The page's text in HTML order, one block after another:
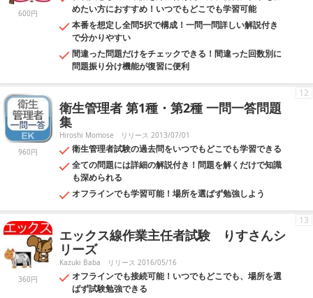
600円
めたい方におすすめ！いつでもどこでも学習可能
本番を想定し全問5択で構成！一問一問詳しい解説付き
で分かりやすい
間違った問題だけをチェックできる！間違った回数別に
問題振り分け機能が復習に便利
960円
衛生管理者 第1種・第2種 一問一答問題
集
Hiroshi Momose リリース 2013/07/01
衛生管理者試験の過去問をいつでもどこでも学習できる
全ての問題には詳細の解説付き！問題を解くだけで知識
も深められる
オフラインでも学習可能！場所を選ばず勉強しよう
12
360円
エックス線作業主任者試験 りすさんシ
リーズ
Kazuki Baba リリース 2016/05/16
オフラインでも接続可能！いつでもどこでも、場所を選
ばず試験勉強できる
13